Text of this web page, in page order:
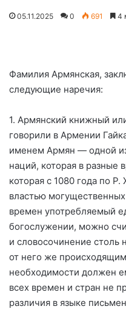
05.11.2025 0 691 4
Фамилия Армянская,
следующие наречия:
1. Армянский книжный
говорили в Армении
именем Армян — одной
наций, которая в разные
которая с 1080 года по Р.
властью
времен употребляемый
богослужении, можно
и словосочинение
от него же
необходимости должен
всех времен и стран не
различия в языке